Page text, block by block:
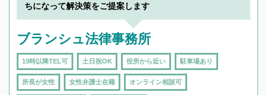
ちになって解決策をご提案します
ブランシュ法律事務所
19時以降TEL可 土日祝OK 役所から近い 駐車場あり
所長が女性 女性弁護士在籍 オンライン相談可